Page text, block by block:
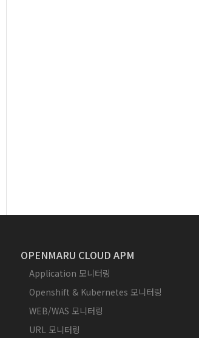
OPENMARU CLOUD APM
Application 모니터링
Openshift & Kubernetes 모니터링
WEB/WAS 모니터링
URL 모니터링